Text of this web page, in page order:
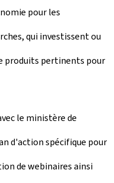
pour les
qui investissent ou
produits pertinents pour
le ministère de
d'action spécifique pour
de webinaires ainsi